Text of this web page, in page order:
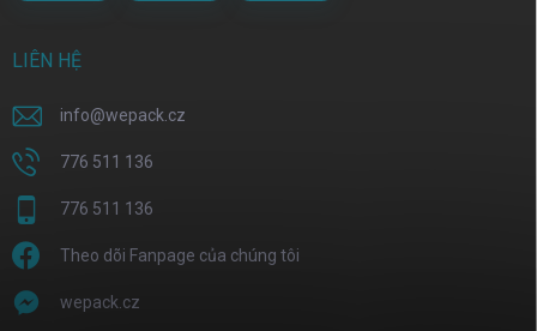
LIÊN HỆ
info@wepack.cz
776 511 136
776 511 136
Theo dõi Fanpage của chúng tôi
wepack.cz